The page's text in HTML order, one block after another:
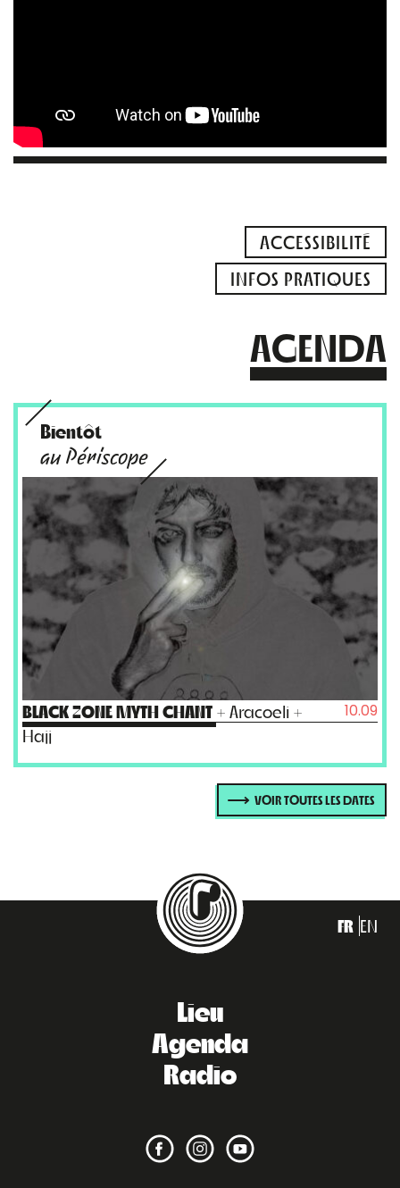
ACCESSIBILITÉ
INFOS PRATIQUES
AGENDA
Bientôt
au Périscope
BLACK ZONE MYTH CHANT + Aracoeli +
Hajj
10.09
VOIR TOUTES LES DATES
FR EN
Lieu
Agenda
Radio